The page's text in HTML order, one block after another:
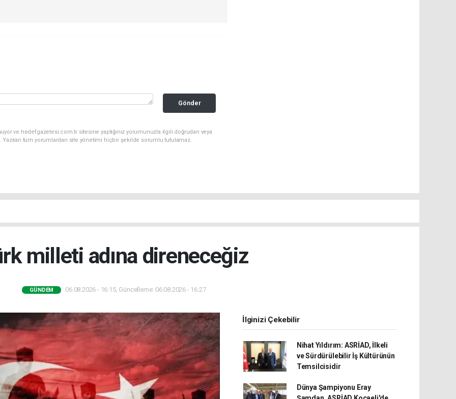
Gönder
ve hedefgazetesi.com.tr sitesine yaptığınız yorumunuzla ilgili doğrudan veya
Yazılan tüm yorumlardan site yönetimi hiçbir şekilde sorumlu tutulamaz.
milleti adına direneceğiz
GÜNDEM 06.08.2026 - 16:15, Güncelleme: 06.08.2026 - 16:27
İlginizi Çekebilir
Nihat Yıldırım: ASRİAD, İlkeli
ve Sürdürülebilir İş Kültürünün
Temsilcisidir
Dünya Şampiyonu Eray